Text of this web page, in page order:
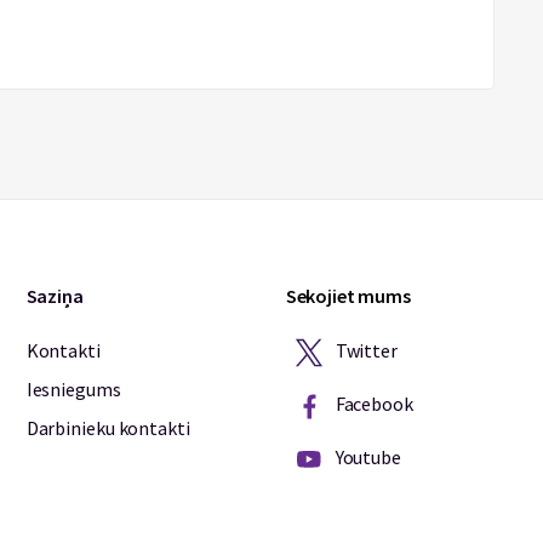
Saziņa
Kontakti
Iesniegums
Darbinieku kontakti
Sekojiet mums
Twitter
Facebook
Youtube